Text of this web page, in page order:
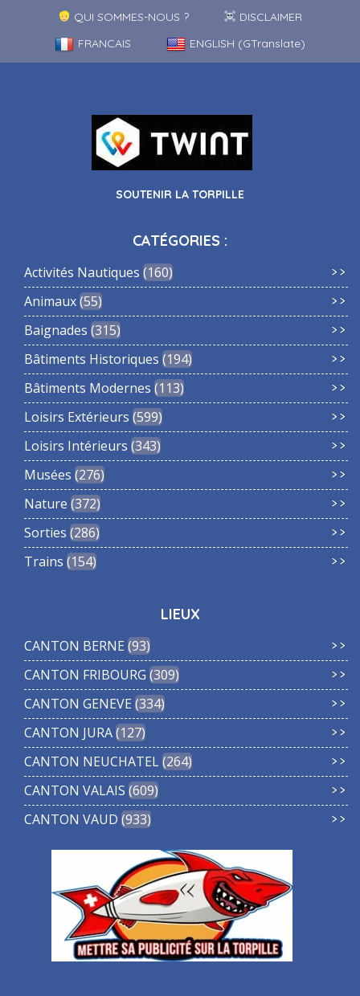
QUI SOMMES-NOUS ?
DISCLAIMER
FRANCAIS
ENGLISH (GTranslate)
SOUTENIR LA TORPILLE
CATÉGORIES :
Activités Nautiques 160
Animaux 55
Baignades 315
Bâtiments Historiques 194
Bâtiments Modernes 113
Loisirs Extérieurs 599
Loisirs Intérieurs 343
Musées 276
Nature 372
Sorties 286
Trains 154
LIEUX
CANTON BERNE 93
CANTON FRIBOURG 309
CANTON GENEVE 334
CANTON JURA 127
CANTON NEUCHATEL 264
CANTON VALAIS 609
CANTON VAUD 933